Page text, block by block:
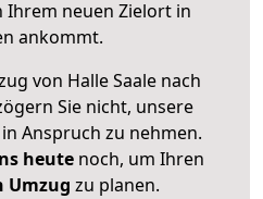
Ihrem neuen Zielort in
ankommt.
von Halle Saale nach
Sie nicht, unsere
Anspruch zu nehmen.
heutenoch, um Ihren
Umzug zu planen.